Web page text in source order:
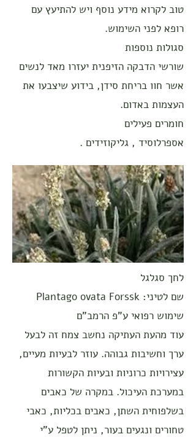
טוב לקרוא מידע נוסף ויש להתיעץ עם
רופא לפני השימוש.
סגולות נוספות
שורשי הדבקה הזיפנית יעזרו מאד לנשים
אשר חוו בריחת סידן, בידוע שיצבעו את
העצמות באדום.
חומרים פעילים
אספרלוסיד , גליקוזידים .
לחך סגלגל
שם לטיני: Plantago ovata Forssk
שימוש רפואי ע"פ הרמב"ם
עוד מהעת העתיקה נחשב צמח זה לבעל
ערך וחשיבות גבוהה. עוזר לבעיות מעיים,
עצירויות כרוניות ובעיות הקשורות
במערכת העיכול. במקרה של כאבים
בשלפוחית השתן, כאבים בכליות, כאבי
טחורים ונגעים בעור, ניתן לטפל ע"י